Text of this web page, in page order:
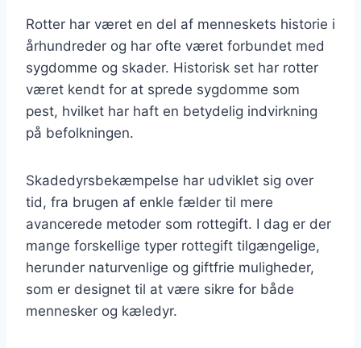
Rotter har været en del af menneskets historie i
århundreder og har ofte været forbundet med
sygdomme og skader. Historisk set har rotter
været kendt for at sprede sygdomme som
pest, hvilket har haft en betydelig indvirkning
på befolkningen.
Skadedyrsbekæmpelse har udviklet sig over
tid, fra brugen af enkle fælder til mere
avancerede metoder som rottegift. I dag er der
mange forskellige typer rottegift tilgængelige,
herunder naturvenlige og giftfrie muligheder,
som er designet til at være sikre for både
mennesker og kæledyr.